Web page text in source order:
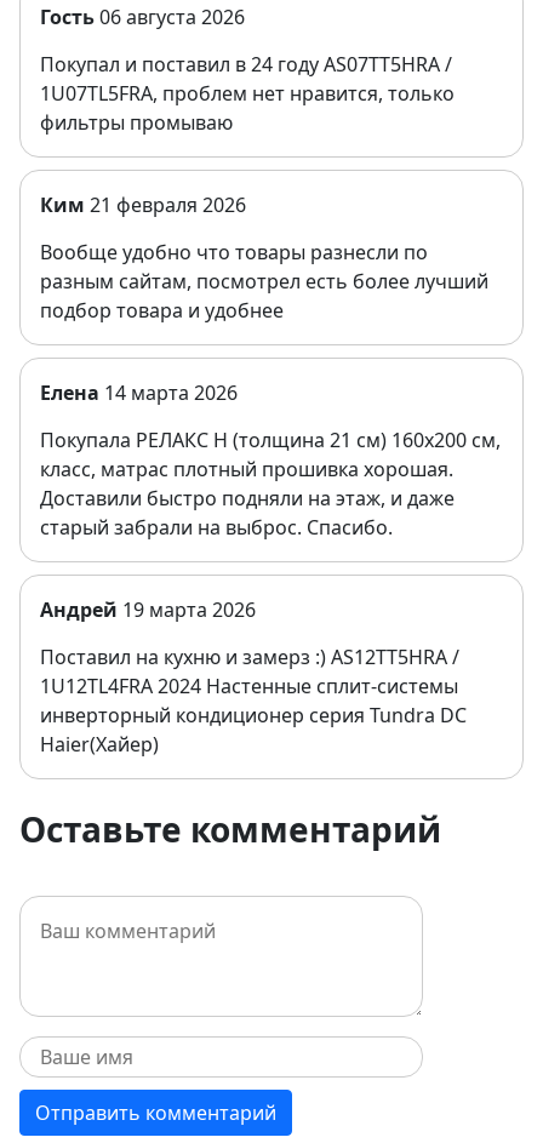
Гость06 августа 2026
Покупал и поставил в 24 году AS07TT5HRA /
1U07TL5FRA, проблем нет нравится, только
фильтры промываю
Ким 21 февраля 2026
Вообще удобно что товары разнесли по
разным сайтам, посмотрел есть более лучший
подбор товара и удобнее
Елена 14 марта 2026
Покупала РЕЛАКС Н (толщина 21 см) 160х200 см,
класс, матрас плотный прошивка хорошая.
Доставили быстро подняли на этаж, и даже
старый забрали на выброс. Спасибо.
Андрей 19 марта 2026
Поставил на кухню и замерз :) AS12TT5HRA /
1U12TL4FRA 2024 Настенные сплит-системы
инверторный кондиционер серия Tundra DC
Haier(Хайер)
Оставьте комментарий